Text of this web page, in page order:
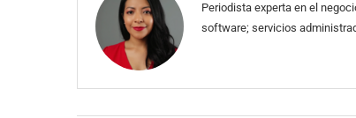
Periodista experta en el
software; servicios